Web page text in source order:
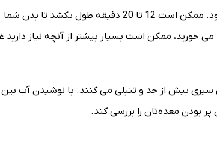
خوردن جرعه جرعه آب در بین لقمه ها نیز می تواند مانع از پرخوری شما شود. ممکن است 12 تا 20 دقیقه طول بکشد تا بدن شما
خورید، ممکن است بسیار بیشتر از آنچه نیاز دارید
بیش از حد و تنبلی می کنند. با نوشیدن آب بین
پر بودن معده‌تان را بررسی کند.